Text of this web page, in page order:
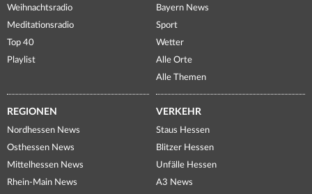
Weihnachtsradio
Meditationsradio
Top 40
Playlist
Bayern News
Sport
Wetter
Alle Orte
Alle Themen
REGIONEN
Nordhessen News
Osthessen News
Mittelhessen News
Rhein-Main News
VERKEHR
Staus Hessen
Blitzer Hessen
Unfälle Hessen
A3 News